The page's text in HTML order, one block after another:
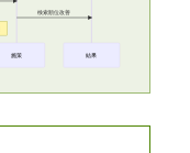
検索順位改善
施策 結果